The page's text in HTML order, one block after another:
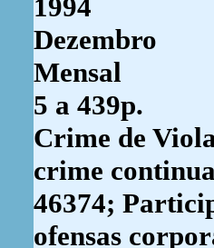
1994
Dezembro
Mensal
5 a 439p.
Crime de
crime
46374;
ofensas